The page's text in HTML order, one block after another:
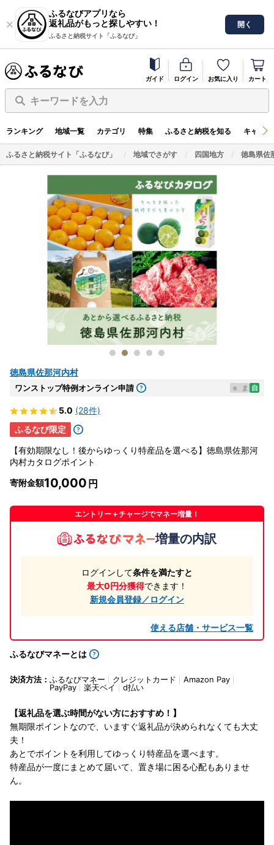
ふるなびアプリなら
返礼品がもっと探しやすい！
ふるさと納税サイト「ふるなび」
開く
ガイド ログイン お気に入り カート
キーワードを入力
ランキング 地域一覧 カテゴリ 特集 ふるさと納税を知る キャン
ふるさと納税サイト「ふるなび」 地域でさがす 四国地方 徳島県佐
徳島県佐那河内村
ワンストップ特例オンライン申請 e ま 自
5.0 (28件)
ふるなび限定
【有効期限なし！後からゆっくり特産品を選べる】徳島県佐那河
内村カタログポイント
寄附金額10,000
エントリー＋チャージでマネー増量！
増量の内訳
ログインして条件を満たすと
最大0円分獲得できます！
新規会員登録／ログイン
使える店舗・サービス一覧
ふるなびマネーとは
決済方法： ふるなびマネー クレジットカード
Amazon Pay
PayPay
楽天ペイ d払い
【返礼品を選ぶ時間がない方におすすめ！】
無期限ポイントなので、いますぐ返礼品が決められなくても大丈
夫！
あとでポイントを利用してゆっくり特産品を選べます。
特産品が一度にまとめて届いて、置き場に困る心配もありませ
ん。